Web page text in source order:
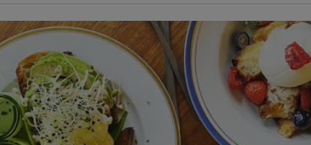
Volta tn 1a/1, Tallinn
Kopli
01.01–31.12
E – R 10:00–15:00
Loe lähemalt
Restoranid, Korea